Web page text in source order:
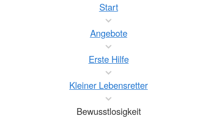
Start
Angebote
Erste Hilfe
Kleiner Lebensretter
Bewusstlosigkeit